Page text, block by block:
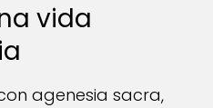
vida
agenesia sacra,